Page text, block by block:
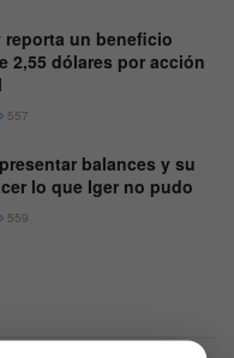
un beneficio
2,55 dólares por acción
557
balances y su
lo que Iger no pudo
559